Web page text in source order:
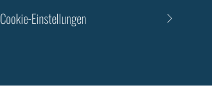
Cookie-Einstellungen